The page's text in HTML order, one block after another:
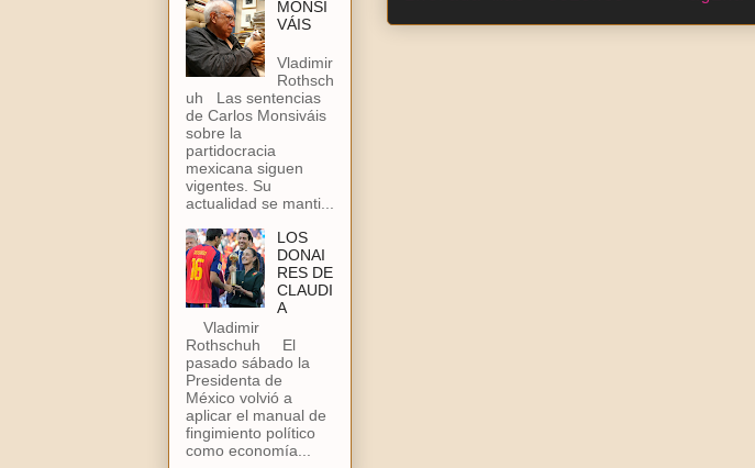
MONSI
VÁIS
Vladimir
Rothsch
uh Las sentencias
de Carlos Monsiváis
sobre la
partidocracia
mexicana siguen
vigentes. Su
actualidad se manti...
LOS
DONAI
RES DE
CLAUDI
A
Vladimir
Rothschuh El
pasado sábado la
Presidenta de
México volvió a
aplicar el manual de
fingimiento político
como economía...